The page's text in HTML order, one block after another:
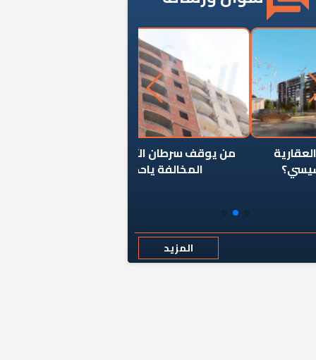
من يوقف سرطان الأبراج السكنية
المخالفة ياحكومة؟
المزيد